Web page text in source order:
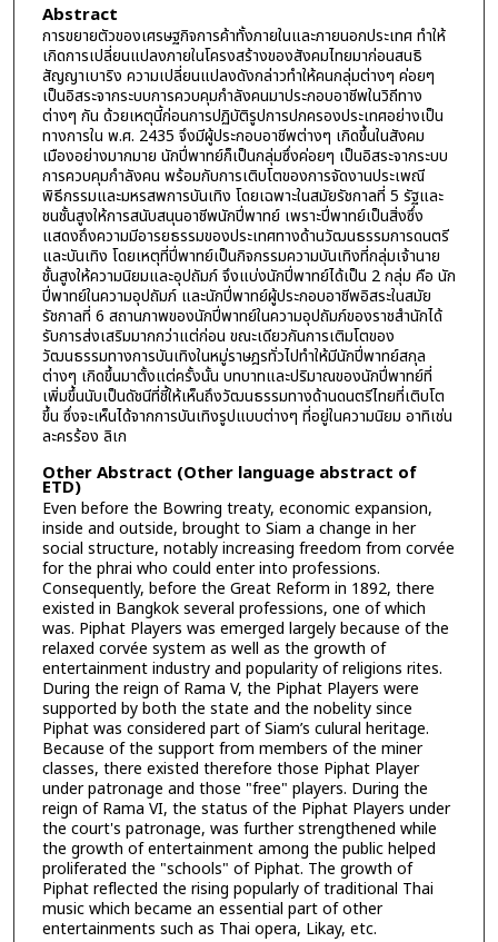
Abstract
การขยายตัวของเศรษฐกิจการค้าทั้งภายในและภายนอกประเทศ ทำให้
เกิดการเปลี่ยนแปลงภายในโครงสร้างของสังคมไทยมาก่อนสนธิ
สัญญาเบาริง ความเปลี่ยนแปลงดังกล่าวทำให้คนกลุ่มต่างๆ ค่อยๆ
เป็นอิสระจากระบบการควบคุมกำลังคนมาประกอบอาชีพในวิถีทาง
ต่างๆ กัน ด้วยเหตุนี้ก่อนการปฏิบัติรูปการปกครองประเทศอย่างเป็น
ทางการใน พ.ศ. 2435 จึงมีผู้ประกอบอาชีพต่างๆ เกิดขึ้นในสังคม
เมืองอย่างมากมาย นักปี่พาทย์ก็เป็นกลุ่มซึ่งค่อยๆ เป็นอิสระจากระบบ
การควบคุมกำลังคน พร้อมกับการเติบโตของการจัดงานประเพณี
พิธีกรรมและมหรสพการบันเทิง โดยเฉพาะในสมัยรัชกาลที่ 5 รัฐและ
ชนชั้นสูงให้การสนับสนุนอาชีพนักปี่พาทย์ เพราะปี่พาทย์เป็นสิ่งซึ่ง
แสดงถึงความมีอารยธรรมของประเทศทางด้านวัฒนธรรมการดนตรี
และบันเทิง โดยเหตุที่ปี่พาทย์เป็นกิจกรรมความบันเทิงที่กลุ่มเจ้านาย
ชั้นสูงให้ความนิยมและอุปถัมภ์ จึงแบ่งนักปี่พาทย์ได้เป็น 2 กลุ่ม คือ นัก
ปี่พาทย์ในความอุปถัมภ์ และนักปี่พาทย์ผู้ประกอบอาชีพอิสระในสมัย
รัชกาลที่ 6 สถานภาพของนักปี่พาทย์ในความอุปถัมภ์ของราชสำนักได้
รับการส่งเสริมมากกว่าแต่ก่อน ขณะเดียวกันการเติมโตของ
วัฒนธรรมทางการบันเทิงในหมู่ราษฎรทั่วไปทำให้มีนักปี่พาทย์สกุล
ต่างๆ เกิดขึ้นมาตั้งแต่ครั้งนั้น บทบาทและปริมาณของนักปี่พาทย์ที่
เพิ่มขึ้นนับเป็นดัชนีที่ชี้ให้เห็นถึงวัฒนธรรมทางด้านดนตรีไทยที่เติบโต
ขึ้น ซึ่งจะเห็นได้จากการบันเทิงรูปแบบต่างๆ ที่อยู่ในความนิยม อาทิเช่น
ละครร้อง ลิเก
Other Abstract (Other language abstract of
ETD)
Even before the Bowring treaty, economic expansion,
inside and outside, brought to Siam a change in her
social structure, notably increasing freedom from corvée
for the phrai who could enter into professions.
Consequently, before the Great Reform in 1892, there
existed in Bangkok several professions, one of which
was. Piphat Players was emerged largely because of the
relaxed corvée system as well as the growth of
entertainment industry and popularity of religions rites.
During the reign of Rama V, the Piphat Players were
supported by both the state and the nobelity since
Piphat was considered part of Siam’s culural heritage.
Because of the support from members of the miner
classes, there existed therefore those Piphat Player
under patronage and those "free" players. During the
reign of Rama VI, the status of the Piphat Players under
the court's patronage, was further strengthened while
the growth of entertainment among the public helped
proliferated the "schools" of Piphat. The growth of
Piphat reflected the rising popularly of traditional Thai
music which became an essential part of other
entertainments such as Thai opera, Likay, etc.